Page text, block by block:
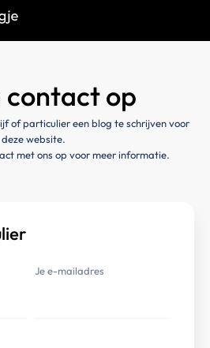
contact op
of particulier een blog te schrijven voor
deze website.
met ons op voor meer informatie.
Je e-mailadres